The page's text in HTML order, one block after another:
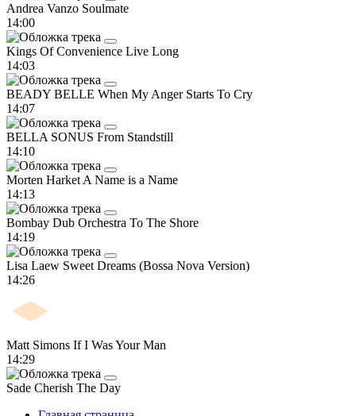
Andrea Vanzo Soulmate
14:00
Kings Of Convenience Live Long
14:03
BEADY BELLE When My Anger Starts To Cry
14:07
BELLA SONUS From Standstill
14:10
Morten Harket A Name is a Name
14:13
Bombay Dub Orchestra To The Shore
14:19
Lisa Laew Sweet Dreams (Bossa Nova Version)
14:26
Matt Simons If I Was Your Man
14:29
Sade Cherish The Day